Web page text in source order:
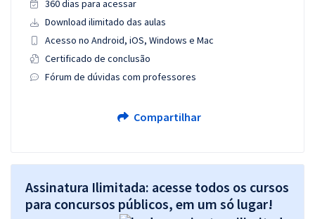
360 dias para acessar
Download ilimitado das aulas
Acesso no Android, iOS, Windows e Mac
Certificado de conclusão
Fórum de dúvidas com professores
Compartilhar
Assinatura Ilimitada: acesse todos os cursos
para concursos públicos, em um só lugar!